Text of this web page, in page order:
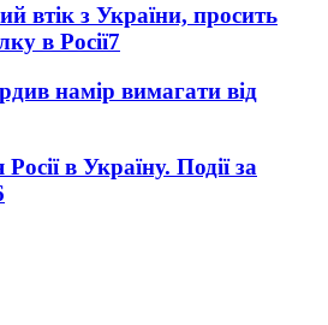
втік з України, просить
в Росії7
намір вимагати від
в Україну. Події за